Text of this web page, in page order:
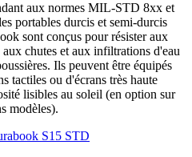
aux normes MIL-STD 8xx et
portables durcis et semi-durcis
sont conçus pour résister aux
aux chutes et aux infiltrations d'eau
Ils peuvent être équipés
tactiles ou d'écrans très haute
lisibles au soleil (en option sur
modèles).
S15 STD